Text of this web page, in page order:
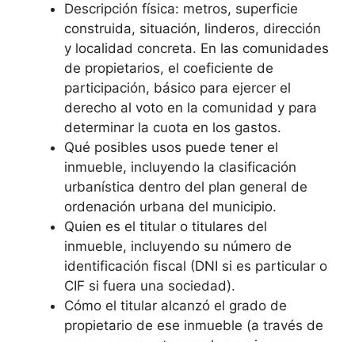
Descripción física: metros, superficie
construida, situación, linderos, dirección
y localidad concreta. En las comunidades
de propietarios, el coeficiente de
participación, básico para ejercer el
derecho al voto en la comunidad y para
determinar la cuota en los gastos.
Qué posibles usos puede tener el
inmueble, incluyendo la clasificación
urbanística dentro del plan general de
ordenación urbana del municipio.
Quien es el titular o titulares del
inmueble, incluyendo su número de
identificación fiscal (DNI si es particular o
CIF si fuera una sociedad).
Cómo el titular alcanzó el grado de
propietario de ese inmueble (a través de